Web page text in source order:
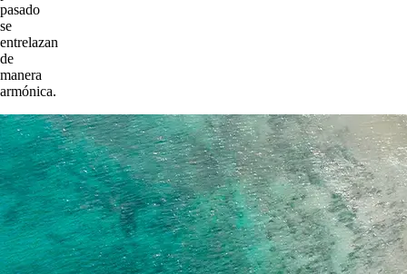
pasado
se
entrelazan
de
manera
armónica.